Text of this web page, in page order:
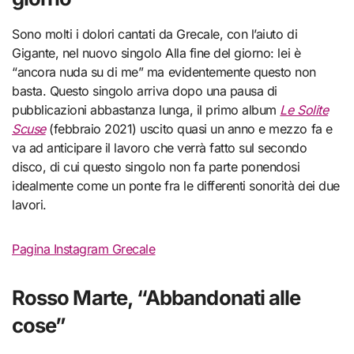
Sono molti i dolori cantati da Grecale, con l’aiuto di
Gigante, nel nuovo singolo Alla fine del giorno: lei è
“ancora nuda su di me” ma evidentemente questo non
basta. Questo singolo arriva dopo una pausa di
pubblicazioni abbastanza lunga, il primo album Le Solite
Scuse(febbraio 2021) uscito quasi un anno e mezzo fa e
va ad anticipare il lavoro che verrà fatto sul secondo
disco, di cui questo singolo non fa parte ponendosi
idealmente come un ponte fra le differenti sonorità dei due
lavori.
Pagina Instagram Grecale
Rosso Marte, “Abbandonati alle
cose”